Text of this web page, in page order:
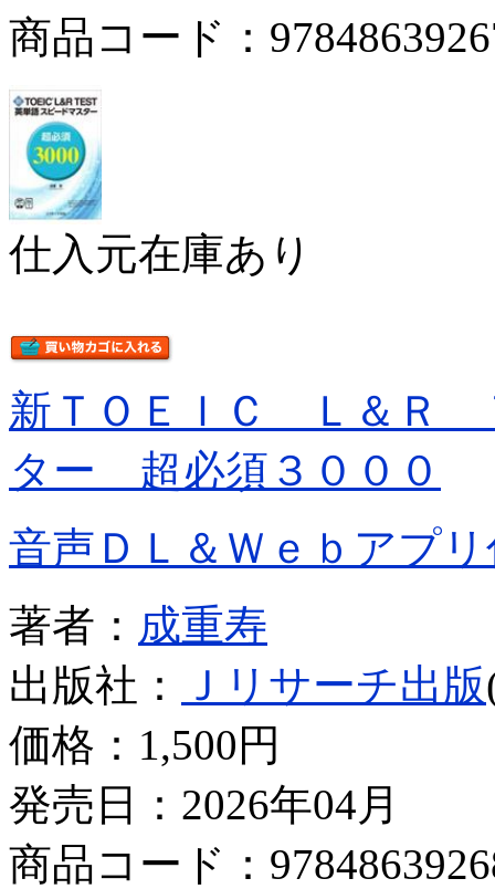
商品コード：
仕入元在庫あり
新ＴＯＥＩＣ Ｌ＆Ｒ
ター 超必須３０００
音声ＤＬ＆Ｗｅｂアプ
著者： 成重寿
出版社：
Ｊリサーチ出版
価格： 1,500円
発売日：2026年04月
商品コード：